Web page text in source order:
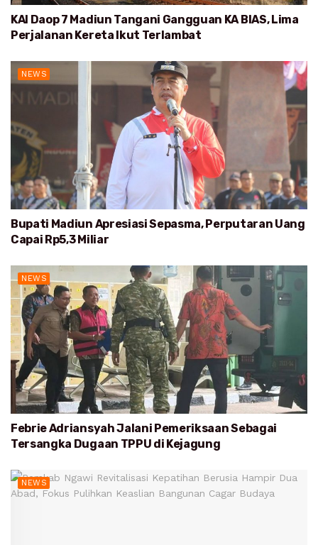
KAI Daop 7 Madiun Tangani Gangguan KA BIAS, Lima
Perjalanan Kereta Ikut Terlambat
NEWS
Bupati Madiun Apresiasi Sepasma, Perputaran Uang
Capai Rp5,3 Miliar
NEWS
Febrie Adriansyah Jalani Pemeriksaan Sebagai
Tersangka Dugaan TPPU di Kejagung
NEWS